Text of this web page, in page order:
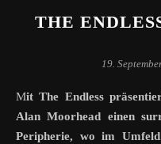
THE
19.
Mit The Endless präsentiert das Regieduo Justin Benson &
Alan Moorhead einen
Peripherie, wo im